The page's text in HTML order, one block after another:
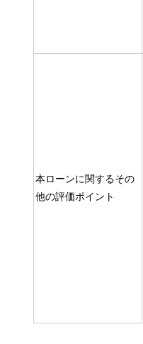
本ローンに関するその
他の評価ポイント